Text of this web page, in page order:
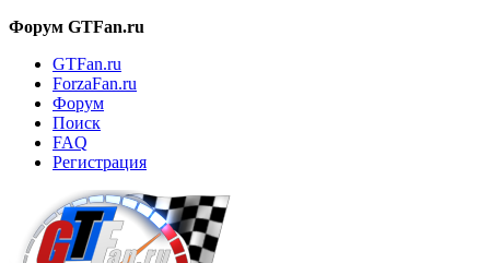
Форум GTFan.ru
GTFan.ru
ForzaFan.ru
Форум
Поиск
FAQ
Регистрация